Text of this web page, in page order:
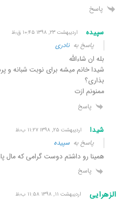
پاسخ
سپیده اردیبهشت ۲۳, ۱۳۹۸ ۱۰:۴۵ ق٫ظ
پاسخ بهنادری
بله ان شاءالله
شیدا خانم میشه برای نوبت شبانه و
بذاری؟
ممنونم ازت
پاسخ
شیدا اردیبهشت ۲۵, ۱۳۹۸ ۱۱:۲۷ ب٫ظ
پاسخ بهسپیده
همینا رو داشتم دوست گرامی که مال
پاسخ
الزهرایی اردیبهشت ۱۱, ۱۳۹۸ ۱۱:۵۸ ب٫ظ